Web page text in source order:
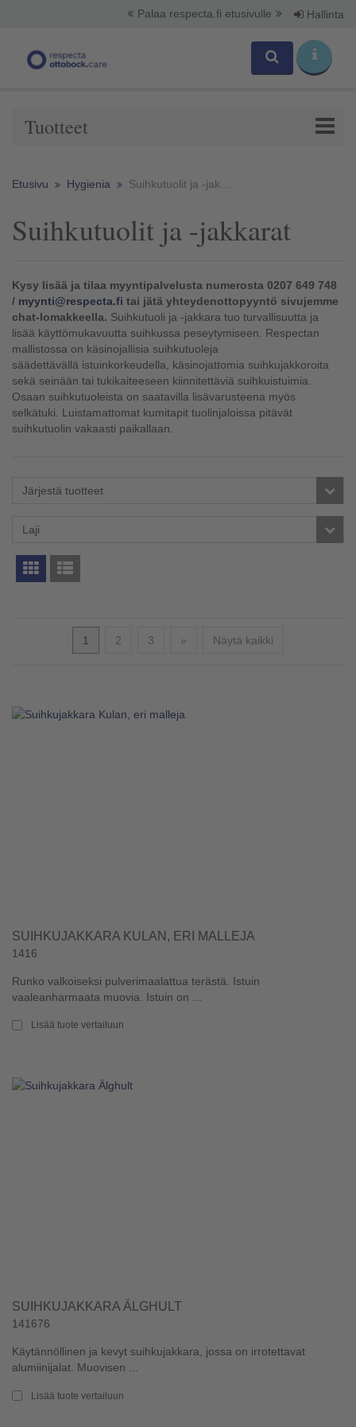
Palaa respecta.fi etusivulle Hallinta
Tuotteet
Etusivu Hygienia Suihkutuolit ja -jakkarat
Suihkutuolit ja -jakkarat
Kysy lisää ja tilaa myyntipalvelusta numerosta 0207 649 748
/ myynti@respecta.fi tai jätä yhteydenottopyyntö sivujemme
chat-lomakkeella. Suihkutuoli ja -jakkara tuo turvallisuutta ja
lisää käyttömukavuutta suihkussa peseytymiseen. Respectan
mallistossa on käsinojallisia suihkutuoleja
säädettävällä istuinkorkeudella, käsinojattomia suihkujakkoroita
sekä seinään tai tukikaiteeseen kiinnitettäviä suihkuistuimia.
Osaan suihkutuoleista on saatavilla lisävarusteena myös
selkätuki. Luistamattomat kumitapit tuolinjaloissa pitävät
suihkutuolin vakaasti paikallaan.
Järjestä tuotteet
Laji
1 2 3 » SeuraavaNäytä kaikki
SUIHKUJAKKARA KULAN, ERI MALLEJA
1416
Runko valkoiseksi pulverimaalattua terästä. Istuin
vaaleanharmaata muovia. Istuin on ...
Lisää tuote vertailuun
SUIHKUJAKKARA ÄLGHULT
141676
Käytännöllinen ja kevyt suihkujakkara, jossa on irrotettavat
alumiinijalat. Muovisen ...
Lisää tuote vertailuun